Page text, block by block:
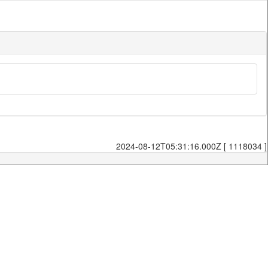
2024-08-12T05:31:16.000Z [ 1118034 ]